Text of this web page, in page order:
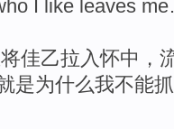
I like leaves me
佳乙拉 入怀中 ，
是为什么我不能